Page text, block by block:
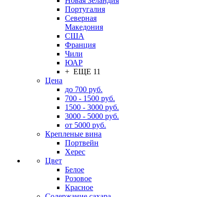
Португалия
Северная
Македония
США
Франция
Чили
ЮАР
+ ЕЩЕ 11
Цена
до 700 руб.
700 - 1500 руб.
1500 - 3000 руб.
3000 - 5000 руб.
от 5000 руб.
Крепленые вина
Портвейн
Херес
Цвет
Белое
Розовое
Красное